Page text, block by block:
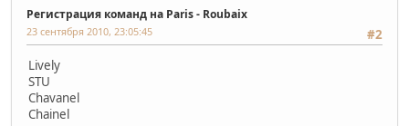
Регистрация команд на Paris - Roubaix
#2
23 сентября 2010, 23:05:45
Lively
STU
Chavanel
Chainel